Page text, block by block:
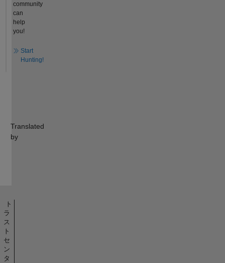
community
can
help
you!
Start
Hunting!
Translated
by
ト
ラ
ス
ト
セ
ン
タ